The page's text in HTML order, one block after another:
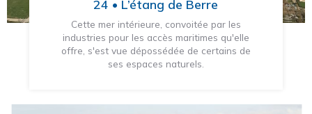
24 • L’étang de Berre
Cette mer intérieure, convoitée par les
industries pour les accès maritimes qu'elle
offre, s'est vue dépossédée de certains de
ses espaces naturels.